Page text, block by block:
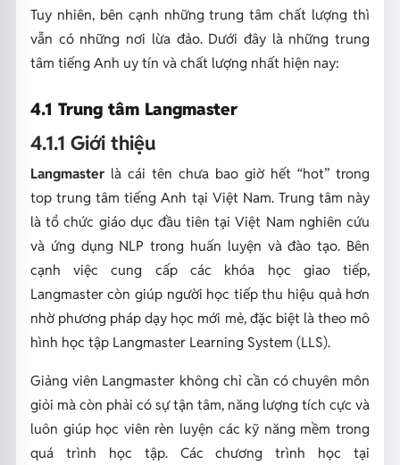
Tuy nhiên, bên cạnh những trung tâm chất lượng thì
vẫn có những nơi lừa đảo. Dưới đây là những trung
tâm tiếng Anh uy tín và chất lượng nhất hiện nay:
4.1 Trung tâm Langmaster
4.1.1 Giới thiệu
Langmasterlà cái tên chưa bao giờ hết “hot” trong
top trung tâm tiếng Anh tại Việt Nam. Trung tâm này
là tổ chức giáo dục đầu tiên tại Việt Nam nghiên cứu
và ứng dụng NLP trong huấn luyện và đào tạo. Bên
cạnh việc cung cấp các khóa học giao tiếp,
Langmaster còn giúp người học tiếp thu hiệu quả hơn
nhờ phương pháp dạy học mới mẻ, đặc biệt là theo mô
hình học tập Langmaster Learning System (LLS).
Giảng viên Langmaster không chỉ cần có chuyên môn
giỏi mà còn phải có sự tận tâm, năng lượng tích cực và
luôn giúp học viên rèn luyện các kỹ năng mềm trong
quá trình học tập. Các chương trình học tại